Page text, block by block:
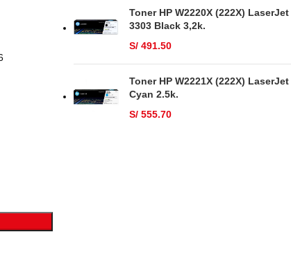
Toner HP W2220X (222X) LaserJet
3303 Black 3,2k.
S/491.50
Toner HP W2221X (222X) LaserJet
Cyan 2.5k.
S/555.70